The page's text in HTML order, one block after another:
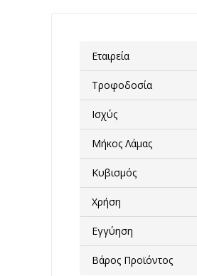
Εταιρεία
Τροφοδοσία
Ισχύς
Μήκος Λάμας
Κυβισμός
Χρήση
Εγγύηση
Βάρος Προϊόντος